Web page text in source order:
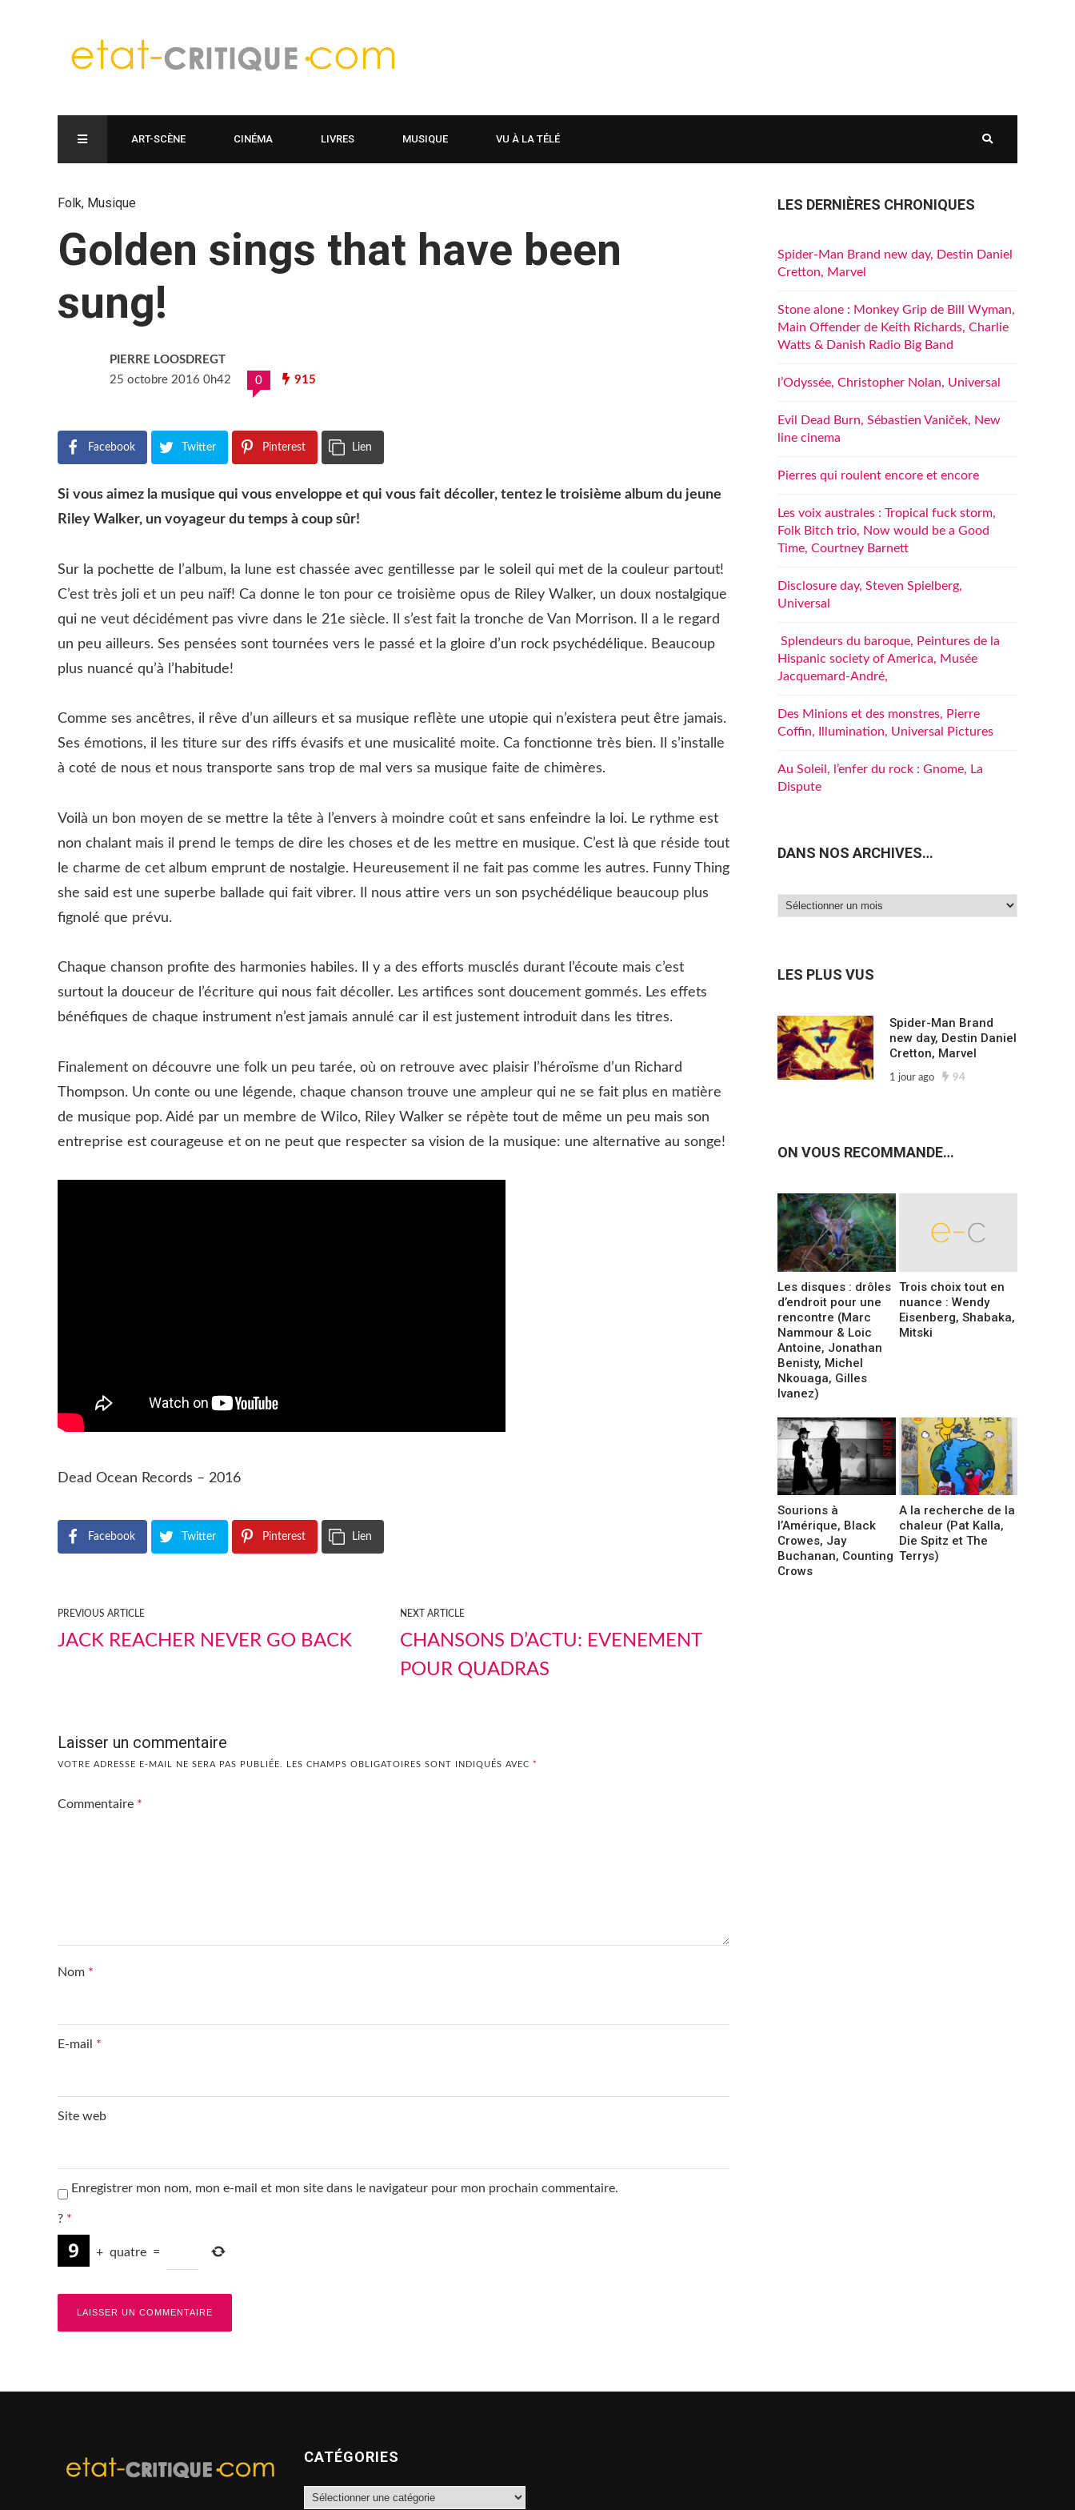
ART-SCÈNE CINÉMA LIVRES MUSIQUE VU À LA TÉLÉ
Folk, Musique
Golden sings that have been
sung!
PIERRE LOOSDREGT
25 octobre 2016 0h42
0 915
Facebook Twitter Pinterest Lien
Si vous aimez la musique qui vous enveloppe et qui vous fait décoller, tentez le troisième album du jeune
Riley Walker, un voyageur du temps à coup sûr!
Sur la pochette de l’album, la lune est chassée avec gentillesse par le soleil qui met de la couleur partout!
C’est très joli et un peu naïf! Ca donne le ton pour ce troisième opus de Riley Walker, un doux nostalgique
qui ne veut décidément pas vivre dans le 21e siècle. Il s’est fait la tronche de Van Morrison. Il a le regard
un peu ailleurs. Ses pensées sont tournées vers le passé et la gloire d’un rock psychédélique. Beaucoup
plus nuancé qu’à l’habitude!
Comme ses ancêtres, il rêve d’un ailleurs et sa musique reflète une utopie qui n’existera peut être jamais.
Ses émotions, il les titure sur des riffs évasifs et une musicalité moite. Ca fonctionne très bien. Il s’installe
à coté de nous et nous transporte sans trop de mal vers sa musique faite de chimères.
Voilà un bon moyen de se mettre la tête à l’envers à moindre coût et sans enfeindre la loi. Le rythme est
non chalant mais il prend le temps de dire les choses et de les mettre en musique. C’est là que réside tout
le charme de cet album emprunt de nostalgie. Heureusement il ne fait pas comme les autres. Funny Thing
she said est une superbe ballade qui fait vibrer. Il nous attire vers un son psychédélique beaucoup plus
fignolé que prévu.
Chaque chanson profite des harmonies habiles. Il y a des efforts musclés durant l’écoute mais c’est
surtout la douceur de l’écriture qui nous fait décoller. Les artifices sont doucement gommés. Les effets
bénéfiques de chaque instrument n’est jamais annulé car il est justement introduit dans les titres.
Finalement on découvre une folk un peu tarée, où on retrouve avec plaisir l’héroïsme d’un Richard
Thompson. Un conte ou une légende, chaque chanson trouve une ampleur qui ne se fait plus en matière
de musique pop. Aidé par un membre de Wilco, Riley Walker se répète tout de même un peu mais son
entreprise est courageuse et on ne peut que respecter sa vision de la musique: une alternative au songe!
Dead Ocean Records – 2016
Facebook Twitter Pinterest Lien
PREVIOUS ARTICLE
JACK REACHER NEVER GO BACK
NEXT ARTICLE
CHANSONS D’ACTU: EVENEMENT
POUR QUADRAS
Laisser un commentaire
VOTRE ADRESSE E-MAIL NE SERA PAS PUBLIÉE. LES CHAMPS OBLIGATOIRES SONT INDIQUÉS AVEC *
Commentaire *
Nom *
E-mail *
Site web
Enregistrer mon nom, mon e-mail et mon site dans le navigateur pour mon prochain commentaire.
? *
+ quatre =
LES DERNIÈRES CHRONIQUES
Spider-Man Brand new day, Destin Daniel
Cretton, Marvel
Stone alone : Monkey Grip de Bill Wyman,
Main Offender de Keith Richards, Charlie
Watts & Danish Radio Big Band
l’Odyssée, Christopher Nolan, Universal
Evil Dead Burn, Sébastien Vaniček, New
line cinema
Pierres qui roulent encore et encore
Les voix australes : Tropical fuck storm,
Folk Bitch trio, Now would be a Good
Time, Courtney Barnett
Disclosure day, Steven Spielberg,
Universal
Splendeurs du baroque, Peintures de la
Hispanic society of America, Musée
Jacquemard-André,
Des Minions et des monstres, Pierre
Coffin, Illumination, Universal Pictures
Au Soleil, l’enfer du rock : Gnome, La
Dispute
DANS NOS ARCHIVES…
Dans
LES PLUS VUS
Spider-Man Brand
new day, Destin Daniel
Cretton, Marvel
1 jour ago 94
ON VOUS RECOMMANDE…
Les disques : drôles
d’endroit pour une
rencontre (Marc
Nammour & Loic
Antoine, Jonathan
Benisty, Michel
Nkouaga, Gilles
Ivanez)
Trois choix tout en
nuance : Wendy
Eisenberg, Shabaka,
Mitski
Sourions à
l’Amérique, Black
Crowes, Jay
Buchanan, Counting
Crows
A la recherche de la
chaleur (Pat Kalla,
Die Spitz et The
Terrys)
CATÉGORIES
Catégories